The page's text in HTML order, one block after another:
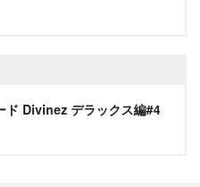
ド Divinez デラックス編#4